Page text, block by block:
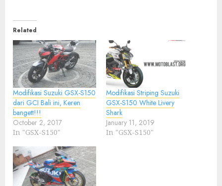
Related
Modifikasi Suzuki GSX-S150
dari GCI Bali ini, Keren
bangett!!!
October 2, 2017
In "GSX-S150"
Modifikasi Striping Suzuki
GSX-S150 White Livery
Shark
January 11, 2019
In "GSX-S150"